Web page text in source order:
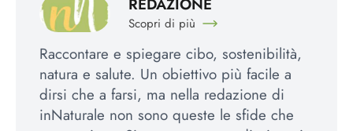
Scopri di più
Raccontare e spiegare cibo, sostenibilità,
natura e salute. Un obiettivo più facile a
dirsi che a farsi, ma nella redazione di
inNaturale non sono queste le sfide che